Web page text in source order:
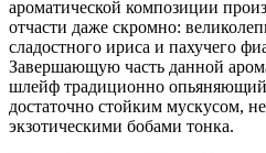
ароматической композиции
отчасти даже скромно:
сладостного ириса и пахучего
Завершающую часть данной
шлейф традиционно
достаточно стойким мускусом,
экзотическими бобами тонка.